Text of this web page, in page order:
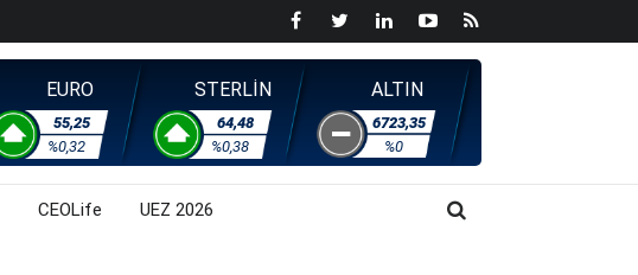
EURO
55,25
%0,32
STERLİN
64,48
%0,38
ALTIN
6723,35
%0
CEOLife UEZ 2026